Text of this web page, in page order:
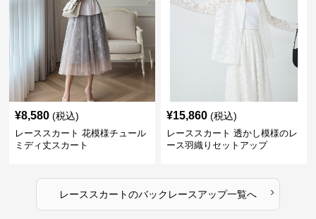
¥8,580 (税込)
レーススカート 花模様チュール
ミディ丈スカート
¥15,860 (税込)
レーススカート 透かし模様のレ
ース羽織りセットアップ
レーススカートのバックレースアップ一覧へ ›